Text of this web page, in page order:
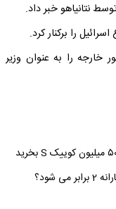
نتانیاهو خبر داد.
خارجه را به عنوان وزیر
شود؟